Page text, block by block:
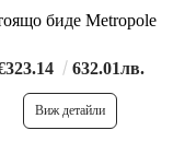
биде Metropole
632.01лв.
Виж детайли